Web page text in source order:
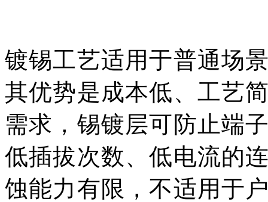
镀锡工艺适用于普通场
其优势是成本低、工艺
需求，锡镀层可防止端
低插拔次数、低电流的
蚀能力有限，不适用于